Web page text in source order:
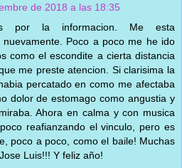
de 2018 a las 18:35
por la informacion. Me esta
Poco a poco me he ido
como el escondite a cierta distancia
me preste atencion. Si clarisima la
percatado en como me afectaba
dolor de estomago como angustia y
Ahora en calma y con musica
reafianzando el vinculo, pero es
poco a poco, como el baile! Muchas
Luis!!! Y feliz año!